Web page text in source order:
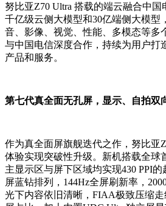
努比亚Z70 Ultra 搭载的端云融合中
千亿级云侧大模型和30亿端侧大模型
音、影像、视觉、性能、多模态等多
与中国电信深度合作，持续为用户打
产品和服务。
第七代真全面无孔屏，显示、自拍双
作为真全面屏旗舰迭代之作，努比亚
体验实现突破性升级。新机搭载全球
主显示区与屏下区域均实现430 PPI
屏蓝钻排列，144Hz全屏刷新率，
光下内容依旧清晰，FIAA极致压缩走